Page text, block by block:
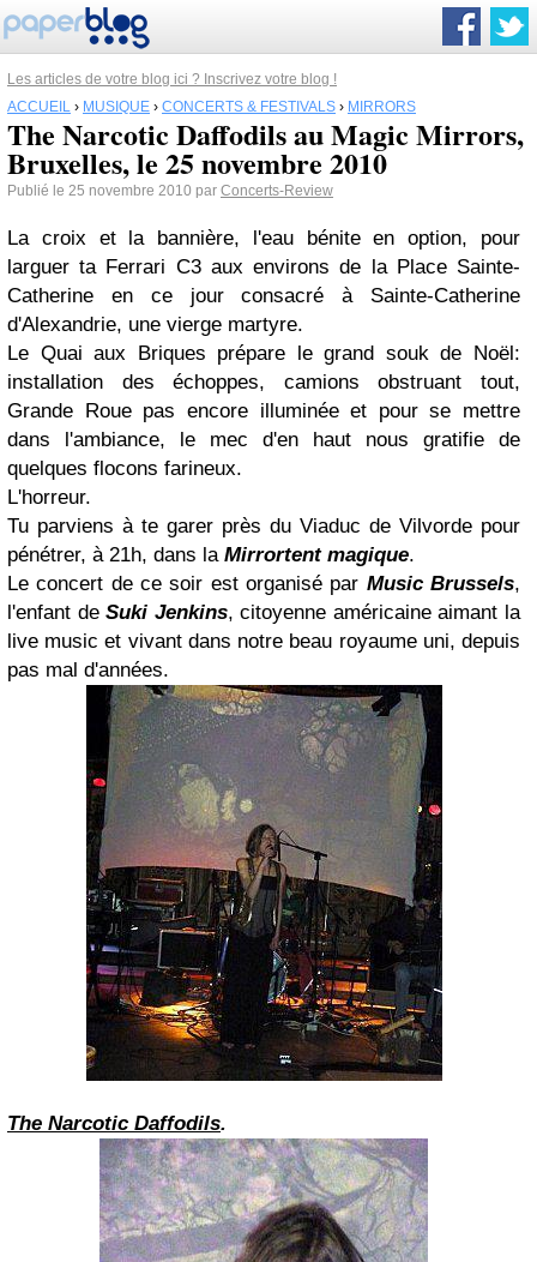
Les articles de votre blog ici ? Inscrivez votre blog !
ACCUEIL › MUSIQUE › CONCERTS & FESTIVALS › MIRRORS
The Narcotic Daffodils au Magic Mirrors,
Bruxelles, le 25 novembre 2010
Publié le 25 novembre 2010 par Concerts-Review
La croix et la bannière, l'eau bénite en option, pour
larguer ta Ferrari C3 aux environs de la Place Sainte-
Catherine en ce jour consacré à Sainte-Catherine
d'Alexandrie, une vierge martyre.
Le Quai aux Briques prépare le grand souk de Noël:
installation des échoppes, camions obstruant tout,
Grande Roue pas encore illuminée et pour se mettre
dans l'ambiance, le mec d'en haut nous gratifie de
quelques flocons farineux.
L'horreur.
Tu parviens à te garer près du Viaduc de Vilvorde pour
pénétrer, à 21h, dans la Mirrortent magique.
Le concert de ce soir est organisé par Music Brussels,
l'enfant deSuki Jenkins, citoyenne américaine aimant la
live music et vivant dans notre beau royaume uni, depuis
pas mal d'années.
The Narcotic Daffodils.